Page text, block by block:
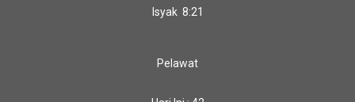
Isyak 8:21
Pelawat